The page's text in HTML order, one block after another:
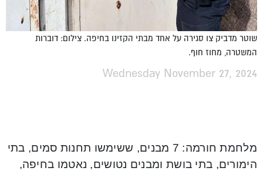
שוטר מדביק צו סגירה על אחד מבתי הקזינו בחיפה. צילום: דוברות
המשטרה, מחוז חוף.
Wednesday November 27, 2024
מלחמת חורמה: 7 מבנים, ששימשו תחנות סמים, בתי
הימורים, בתי בושת ומבנים נטושים, נאטמו בחיפה,